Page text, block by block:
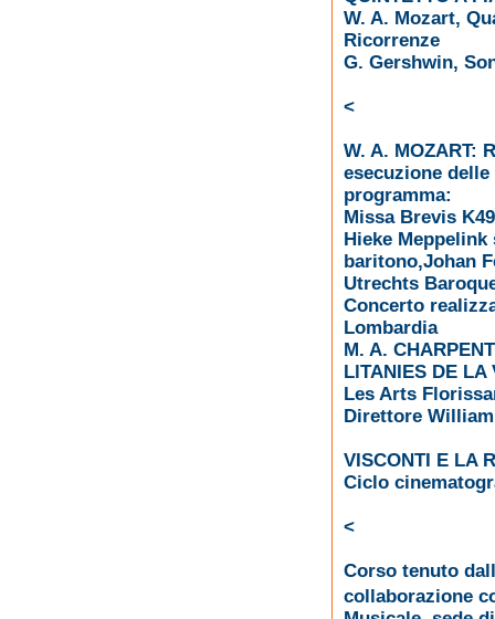
W. A. Mozart,
Ricorrenze
G. Gershwin,
<
W. A. MOZART:
esecuzione
programma:
Missa Brevis
Hieke
baritono,Johan
Utrechts
Concerto
Lombardia
M. A.
LlTANIES DE LA
Les Arts
Direttore
VISCONTI E LA
Ciclo
<
Corso tenuto
collaborazione